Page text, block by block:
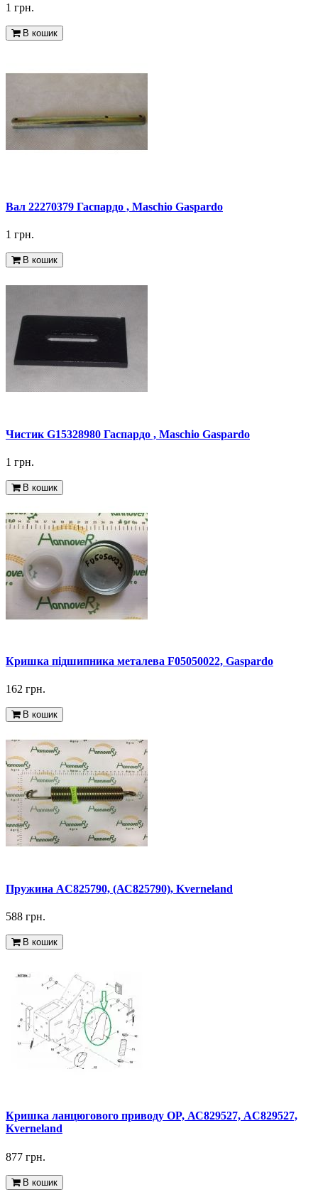
1 грн.
В кошик
Вал 22270379 Гаспардо , Maschio Gaspardo
1 грн.
В кошик
Чистик G15328980 Гаспардо , Maschio Gaspardo
1 грн.
В кошик
Кришка підшипника металева F05050022, Gaspardo
162 грн.
В кошик
Пружина AC825790, (АС825790), Kverneland
588 грн.
В кошик
Кришка ланцюгового приводу OP, АС829527, AC829527,
Kverneland
877 грн.
В кошик